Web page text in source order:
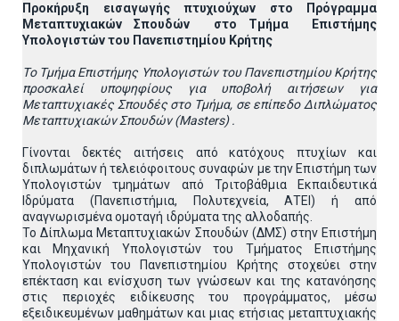
Προκήρυξη εισαγωγής πτυχιούχων στo Πρόγραμμα
Μεταπτυχιακών Σπουδών στο Τμήμα
Eπιστήμης
Υπολογιστών του Πανεπιστημίου Κρήτης
Tο Tμήμα Επιστήμης Υπολογιστών του Πανεπιστημίου Κρήτης
προσκαλεί υποψηφίους για υποβολή αιτήσεων
για
Μεταπτυχιακές Σπουδές στο Τμήμα, σε επίπεδο Διπλώματος
Μεταπτυχιακών Σπουδών (Masters) .
Γίνονται δεκτές αιτήσεις από κατόχους πτυχίων και
διπλωμάτων ή τελειόφοιτους συναφών με την Επιστήμη των
Υπολογιστών τμημάτων από Τριτοβάθμια Εκπαιδευτικά
Ιδρύματα (Πανεπιστήμια, Πολυτεχνεία, ΑΤΕΙ) ή από
αναγνωρισμένα ομοταγή ιδρύματα της αλλοδαπής.
To Δίπλωμα Μεταπτυχιακών Σπουδών (ΔΜΣ) στην Επιστήμη
και Μηχανική Υπολογιστών του Τμήματος Επιστήμης
Υπολογιστών του Πανεπιστημίου Κρήτης στοχεύει στην
επέκταση και ενίσχυση των γνώσεων και της κατανόησης
στις περιοχές ειδίκευσης του προγράμματος, μέσω
εξειδικευμένων μαθημάτων και μιας ετήσιας μεταπτυχιακής